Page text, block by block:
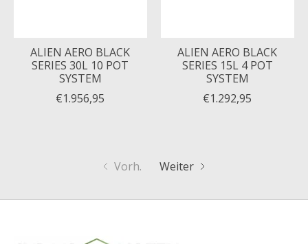
ALIEN AERO BLACK
SERIES 30L 10 POT
SYSTEM
€1.956,95
ALIEN AERO BLACK
SERIES 15L 4 POT
SYSTEM
€1.292,95
Vorh. Weiter